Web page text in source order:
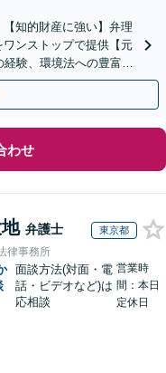
【知的財産に強い】弁理
ンストップで提供【元
験、環境法への豊富な
決へ導きます
わせ
弁護士 東京都
律事務所
面談方法(対面・電
話・ビデオなど)は
応相談
営業時
間：本日
定休日